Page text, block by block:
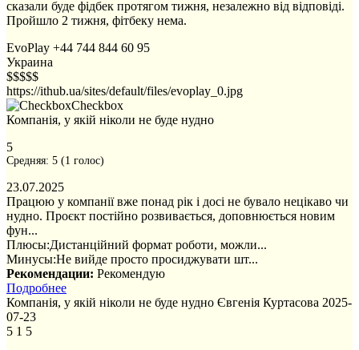
сказали буде фідбек протягом тижня, незалежно від відповіді.
Пройшло 2 тижня, фітбеку нема.
EvoPlay +44 744 844 60 95
Украина
$$$$$
https://ithub.ua/sites/default/files/evoplay_0.jpg
Checkbox
Компанія, у якій ніколи не буде нудно
5
Средняя: 5 (1 голос)
23.07.2025
Працюю у компанії вже понад рік і досі не бувало нецікаво чи
нудно. Проєкт постійно розвивається, доповнюється новим
фун...
Плюсы:Дистанційний формат роботи, можли...
Минусы:Не вийде просто просиджувати шт...
Рекомендации: Рекомендую
Подробнее
Компанія, у якій ніколи не буде нудно Євгенія Куртасова 2025-
07-23
5 1 5